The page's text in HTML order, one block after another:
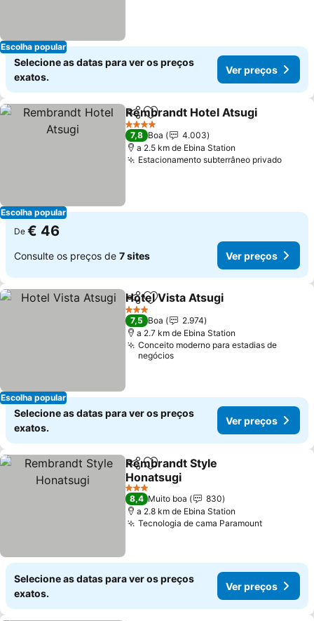
Escolha popular
Selecione as datas para ver os preços
exatos.
Ver preços
Escolha popular
PartilharAdicionar aos favoritos
Rembrandt Hotel Atsugi
4 Estrelas
7,8 Boa
4.003
a 2.5 km de Ebina Station
Estacionamento subterrâneo privadoVer
De € 46
Consulte os preços de 7 sites Ver preços
Escolha popular
PartilharAdicionar aos favoritos
Hotel Vista Atsugi
3 Estrelas
7,5 Boa
2.974
a 2.7 km de Ebina Station
Conceito moderno para estadias de
negócios
Selecione as datas para ver os preços
exatos.
Ver preços
PartilharAdicionar aos favoritos
Rembrandt Style
Honatsugi
Ver preços
3 Estrelas
8,4 Muito boa
830
a 2.8 km de Ebina Station
Tecnologia de cama ParamountVer
Selecione as datas para ver os preços
exatos.
Ver preços